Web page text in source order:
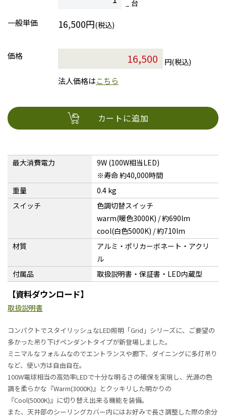
台
一般単価
16,500円(税込)
価格
円(税込)
法人価格はこちら
カートに追加
最大消費電力
9W (100W相当LED)
※寿命 約40,000時間
重量
0.4 kg
スイッチ
色調切替スイッチ
warm(暖色3000K) / 約690lm
cool(白色5000K) / 約710lm
材質
アルミ・ポリカーボネート・アクリ
ル
付属品
取扱説明書・保証書・LED内蔵型
【資料ダウンロード】
取扱説明書
コンパクトでスタイリッシュなLED照明「Grid」シリーズに、ご要望の
多かった吊り下げペンダントタイプが新登場しました。
ミニマルなフォルムなのでエントランスや廊下、ダイニングに多灯吊り
など、使い方は自由自在。
100W電球相当の高効率LEDで十分な明るさの確保を実現し、光源の色
調を柔らかな『Warm(3000K)』とクッキリした明かりの
『Cool(5000K)』に切り替え出来る機能を装備。
また、天井部のシーリングカバー内にはお好みで長さ調整した際の余分